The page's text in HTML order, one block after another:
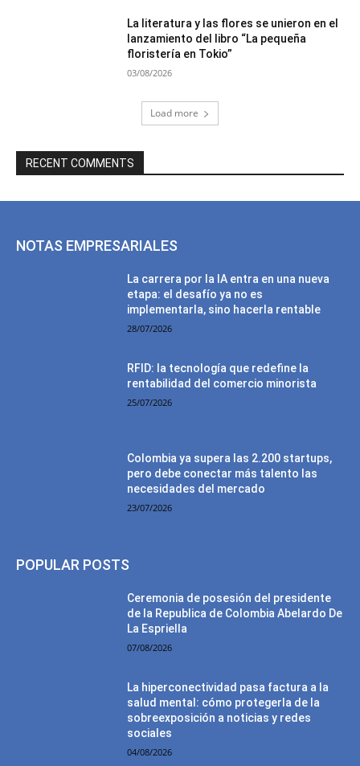
La literatura y las flores se unieron en el
lanzamiento del libro “La pequeña
floristería en Tokio”
03/08/2026
Load more
RECENT COMMENTS
NOTAS EMPRESARIALES
La carrera por la IA entra en una nueva
etapa: el desafío ya no es
implementarla, sino hacerla rentable
28/07/2026
RFID: la tecnología que redefine la
rentabilidad del comercio minorista
25/07/2026
Colombia ya supera las 2.200 startups,
pero debe conectar más talento las
necesidades del mercado
23/07/2026
POPULAR POSTS
Ceremonia de posesión del presidente
de la Republica de Colombia Abelardo De
La Espriella
07/08/2026
La hiperconectividad pasa factura a la
salud mental: cómo protegerla de la
sobreexposición a noticias y redes
sociales
04/08/2026